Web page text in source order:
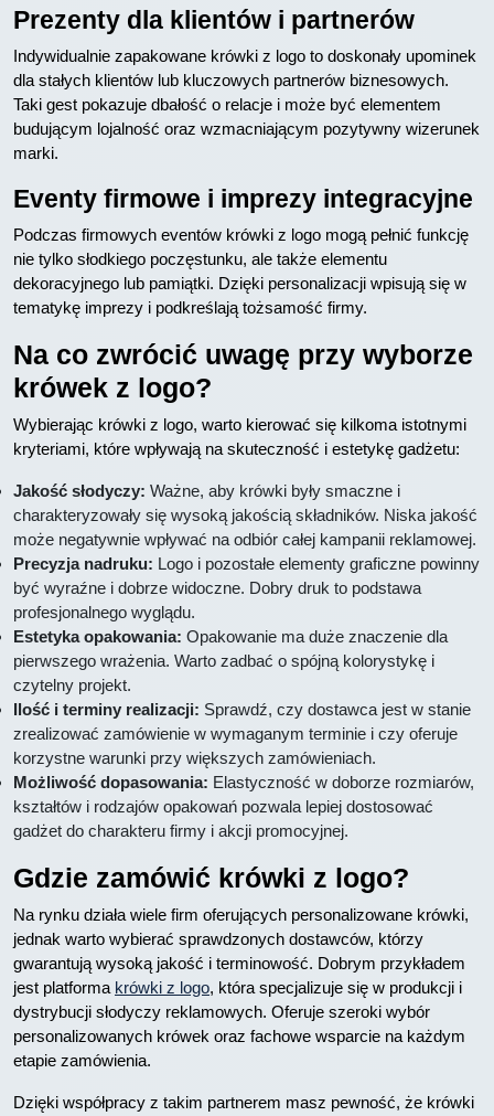
Prezenty dla klientów i partnerów
Indywidualnie zapakowane krówki z logo to doskonały upominek
dla stałych klientów lub kluczowych partnerów biznesowych.
Taki gest pokazuje dbałość o relacje i może być elementem
budującym lojalność oraz wzmacniającym pozytywny wizerunek
marki.
Eventy firmowe i imprezy integracyjne
Podczas firmowych eventów krówki z logo mogą pełnić funkcję
nie tylko słodkiego poczęstunku, ale także elementu
dekoracyjnego lub pamiątki. Dzięki personalizacji wpisują się w
tematykę imprezy i podkreślają tożsamość firmy.
Na co zwrócić uwagę przy wyborze
krówek z logo?
Wybierając krówki z logo, warto kierować się kilkoma istotnymi
kryteriami, które wpływają na skuteczność i estetykę gadżetu:
Jakość słodyczy: Ważne, aby krówki były smaczne i
charakteryzowały się wysoką jakością składników. Niska jakość
może negatywnie wpływać na odbiór całej kampanii reklamowej.
Precyzja nadruku: Logo i pozostałe elementy graficzne powinny
być wyraźne i dobrze widoczne. Dobry druk to podstawa
profesjonalnego wyglądu.
Estetyka opakowania: Opakowanie ma duże znaczenie dla
pierwszego wrażenia. Warto zadbać o spójną kolorystykę i
czytelny projekt.
Ilość i terminy realizacji: Sprawdź, czy dostawca jest w stanie
zrealizować zamówienie w wymaganym terminie i czy oferuje
korzystne warunki przy większych zamówieniach.
Możliwość dopasowania: Elastyczność w doborze rozmiarów,
kształtów i rodzajów opakowań pozwala lepiej dostosować
gadżet do charakteru firmy i akcji promocyjnej.
Gdzie zamówić krówki z logo?
Na rynku działa wiele firm oferujących personalizowane krówki,
jednak warto wybierać sprawdzonych dostawców, którzy
gwarantują wysoką jakość i terminowość. Dobrym przykładem
jest platforma krówki z logo, która specjalizuje się w produkcji i
dystrybucji słodyczy reklamowych. Oferuje szeroki wybór
personalizowanych krówek oraz fachowe wsparcie na każdym
etapie zamówienia.
Dzięki współpracy z takim partnerem masz pewność, że krówki